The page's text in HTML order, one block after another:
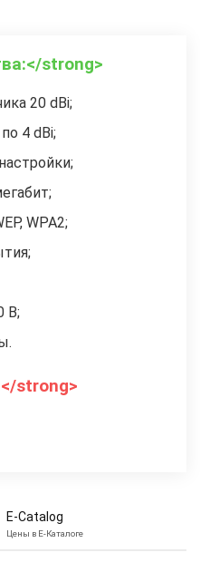
strong>
20 dBi;
4 dBi;
WPA2;
В;
strong>
E-Catalog
Цены в Е-Каталоге